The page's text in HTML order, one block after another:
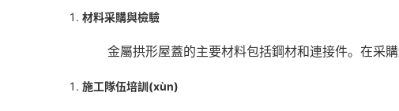
材料采購與檢驗
金屬拱形屋蓋的主要材料包括鋼材和連接件。在采
施工隊伍培訓(xùn)